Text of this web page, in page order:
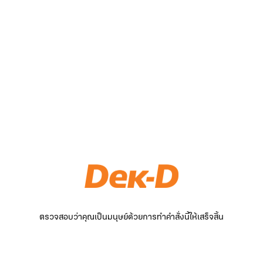
ตรวจสอบว่าคุณเป็นมนุษย์ด้วยการทำคำสั่งนี้ให้เสร็จสิ้น